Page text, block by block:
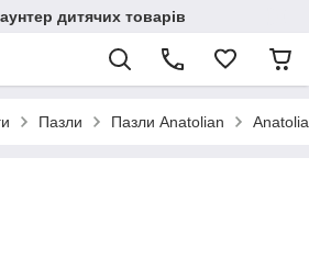
дитячих товарів
Пазли Пазли Anatolian